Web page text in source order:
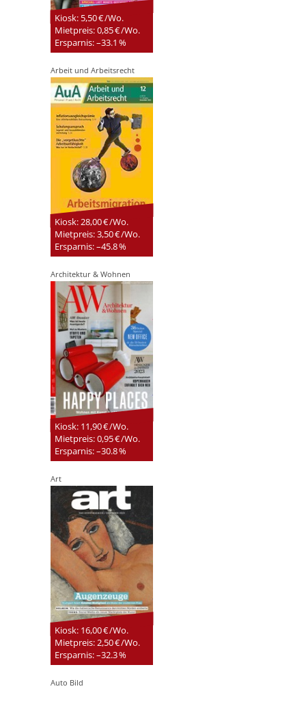
Kiosk: 5,50 € /Wo.
Mietpreis: 0,85 € /Wo.
Ersparnis: –33.1 %
Arbeit und Arbeitsrecht
Kiosk: 28,00 € /Wo.
Mietpreis: 3,50 € /Wo.
Ersparnis: –45.8 %
Architektur & Wohnen
Kiosk: 11,90 € /Wo.
Mietpreis: 0,95 € /Wo.
Ersparnis: –30.8 %
Art
Kiosk: 16,00 € /Wo.
Mietpreis: 2,50 € /Wo.
Ersparnis: –32.3 %
Auto Bild